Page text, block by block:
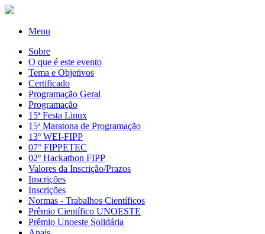
Menu
Sobre
O que é este evento
Tema e Objetivos
Certificado
Programação Geral
Programação
15ª Festa Linux
15ª Maratona de Programação
13º WEI-FIPP
07° FIPPETEC
02º Hackathon FIPP
Valores da Inscrição/Prazos
Inscrições
Inscrições
Normas - Trabalhos Científicos
Prêmio Científico UNOESTE
Prêmio Unoeste Solidária